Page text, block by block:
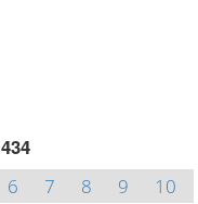
434
6 7 8 9
10